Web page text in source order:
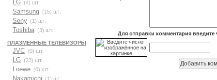
LG (4) шт.
Samsung (15) шт.
Sony (1) шт.
Toshiba (3) шт.
ПЛАЗМЕННЫЕ ТЕЛЕВИЗОРЫ
JVC (0) шт.
LG (23) шт.
Loewe (0) шт.
Nakamichi (1) шт.
Для отправки комментария введите